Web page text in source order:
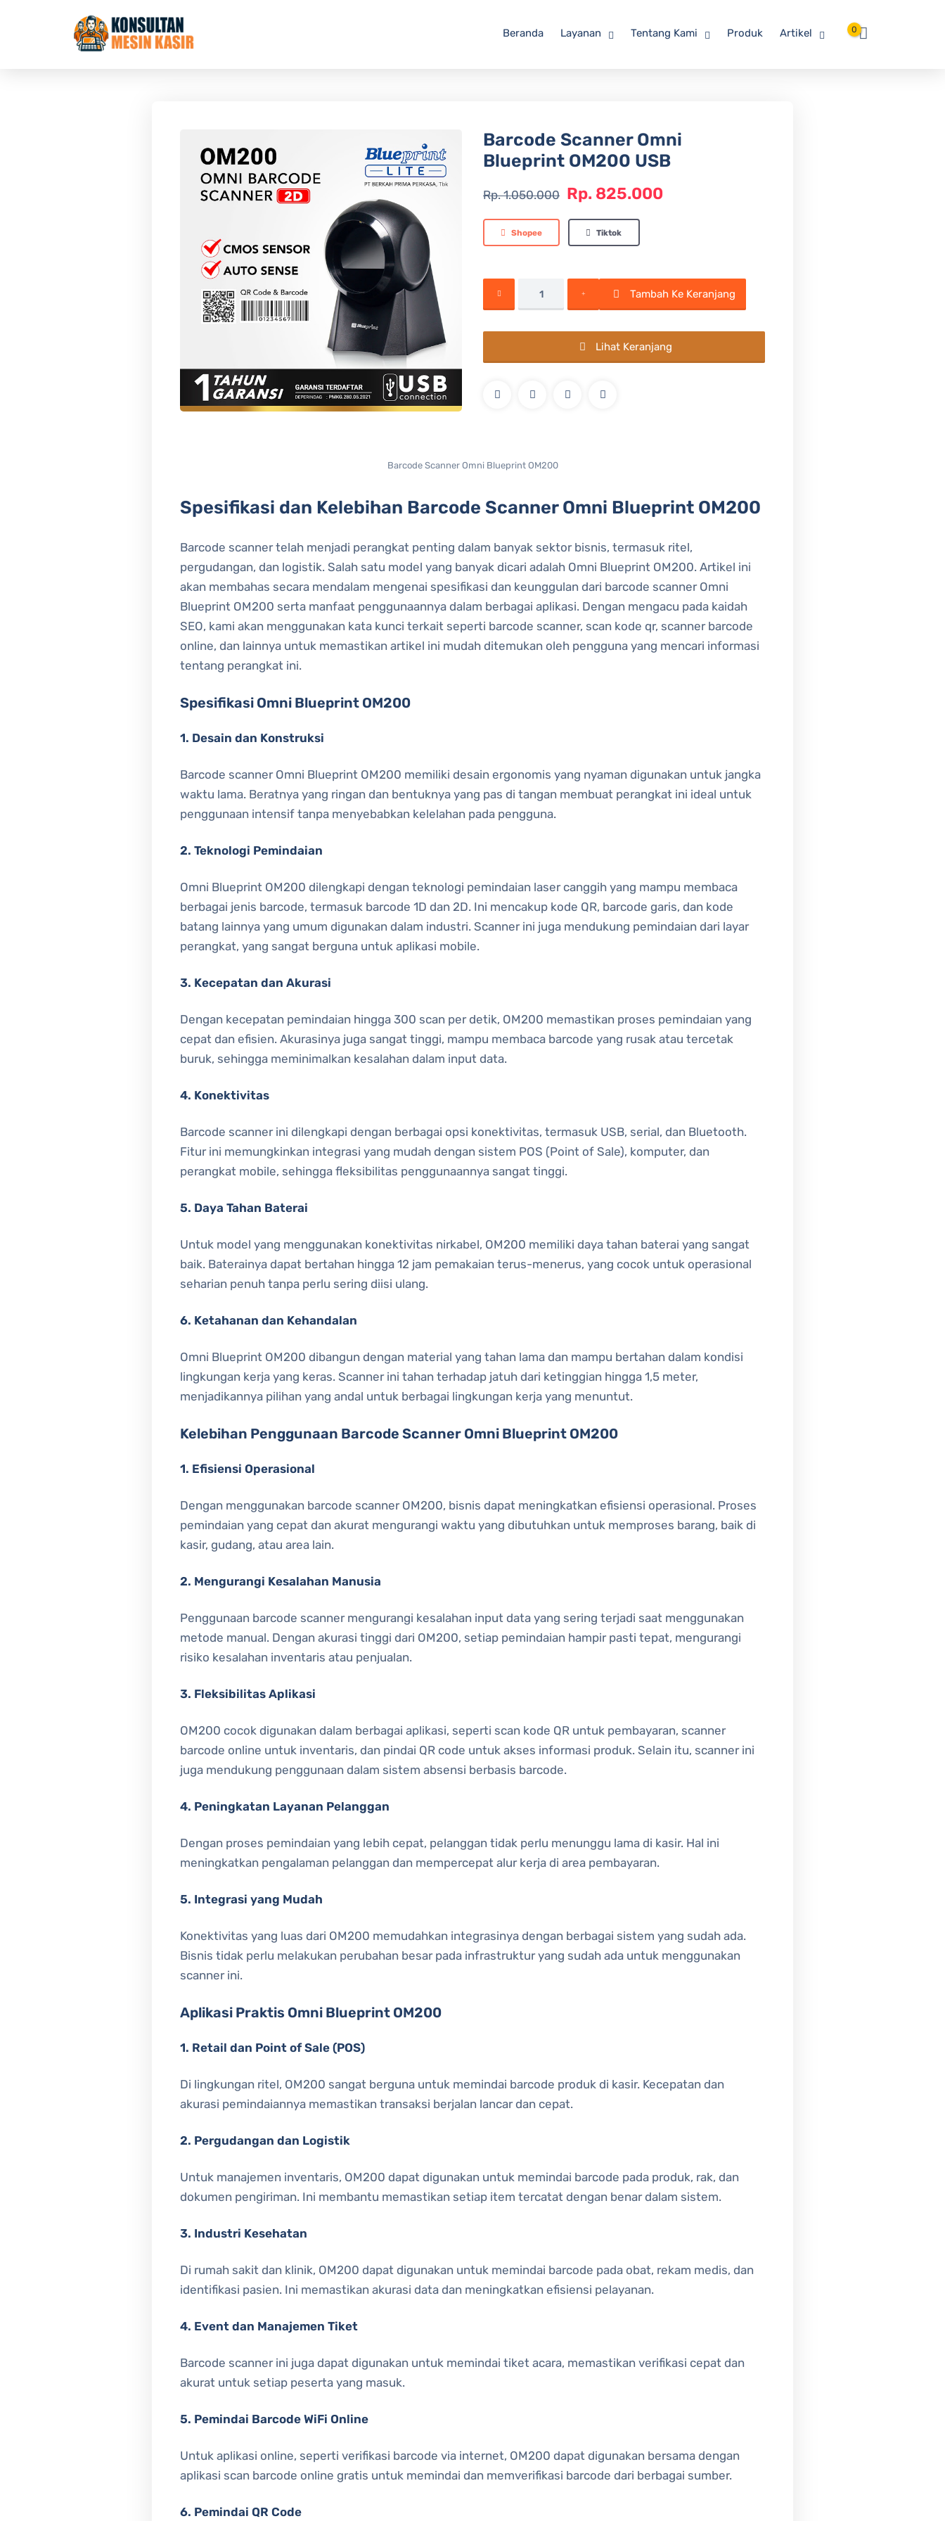
Langsung ke konten utama
Beranda Layanan Tentang Kami Produk Artikel 0
Barcode Scanner Omni
Blueprint OM200 USB
Rp. 1.050.000 Rp. 825.000
Shopee Tiktok
Tambah Ke Keranjang
Lihat Keranjang
Barcode Scanner Omni Blueprint OM200
Spesifikasi dan Kelebihan Barcode Scanner Omni Blueprint OM200
Barcode scanner telah menjadi perangkat penting dalam banyak sektor bisnis, termasuk ritel,
pergudangan, dan logistik. Salah satu model yang banyak dicari adalah Omni Blueprint OM200. Artikel ini
akan membahas secara mendalam mengenai spesifikasi dan keunggulan dari barcode scanner Omni
Blueprint OM200 serta manfaat penggunaannya dalam berbagai aplikasi. Dengan mengacu pada kaidah
SEO, kami akan menggunakan kata kunci terkait seperti barcode scanner, scan kode qr, scanner barcode
online, dan lainnya untuk memastikan artikel ini mudah ditemukan oleh pengguna yang mencari informasi
tentang perangkat ini.
Spesifikasi Omni Blueprint OM200
1. Desain dan Konstruksi
Barcode scanner Omni Blueprint OM200 memiliki desain ergonomis yang nyaman digunakan untuk jangka
waktu lama. Beratnya yang ringan dan bentuknya yang pas di tangan membuat perangkat ini ideal untuk
penggunaan intensif tanpa menyebabkan kelelahan pada pengguna.
2. Teknologi Pemindaian
Omni Blueprint OM200 dilengkapi dengan teknologi pemindaian laser canggih yang mampu membaca
berbagai jenis barcode, termasuk barcode 1D dan 2D. Ini mencakup kode QR, barcode garis, dan kode
batang lainnya yang umum digunakan dalam industri. Scanner ini juga mendukung pemindaian dari layar
perangkat, yang sangat berguna untuk aplikasi mobile.
3. Kecepatan dan Akurasi
Dengan kecepatan pemindaian hingga 300 scan per detik, OM200 memastikan proses pemindaian yang
cepat dan efisien. Akurasinya juga sangat tinggi, mampu membaca barcode yang rusak atau tercetak
buruk, sehingga meminimalkan kesalahan dalam input data.
4. Konektivitas
Barcode scanner ini dilengkapi dengan berbagai opsi konektivitas, termasuk USB, serial, dan Bluetooth.
Fitur ini memungkinkan integrasi yang mudah dengan sistem POS (Point of Sale), komputer, dan
perangkat mobile, sehingga fleksibilitas penggunaannya sangat tinggi.
5. Daya Tahan Baterai
Untuk model yang menggunakan konektivitas nirkabel, OM200 memiliki daya tahan baterai yang sangat
baik. Baterainya dapat bertahan hingga 12 jam pemakaian terus-menerus, yang cocok untuk operasional
seharian penuh tanpa perlu sering diisi ulang.
6. Ketahanan dan Kehandalan
Omni Blueprint OM200 dibangun dengan material yang tahan lama dan mampu bertahan dalam kondisi
lingkungan kerja yang keras. Scanner ini tahan terhadap jatuh dari ketinggian hingga 1,5 meter,
menjadikannya pilihan yang andal untuk berbagai lingkungan kerja yang menuntut.
Kelebihan Penggunaan Barcode Scanner Omni Blueprint OM200
1. Efisiensi Operasional
Dengan menggunakan barcode scanner OM200, bisnis dapat meningkatkan efisiensi operasional. Proses
pemindaian yang cepat dan akurat mengurangi waktu yang dibutuhkan untuk memproses barang, baik di
kasir, gudang, atau area lain.
2. Mengurangi Kesalahan Manusia
Penggunaan barcode scanner mengurangi kesalahan input data yang sering terjadi saat menggunakan
metode manual. Dengan akurasi tinggi dari OM200, setiap pemindaian hampir pasti tepat, mengurangi
risiko kesalahan inventaris atau penjualan.
3. Fleksibilitas Aplikasi
OM200 cocok digunakan dalam berbagai aplikasi, seperti scan kode QR untuk pembayaran, scanner
barcode online untuk inventaris, dan pindai QR code untuk akses informasi produk. Selain itu, scanner ini
juga mendukung penggunaan dalam sistem absensi berbasis barcode.
4. Peningkatan Layanan Pelanggan
Dengan proses pemindaian yang lebih cepat, pelanggan tidak perlu menunggu lama di kasir. Hal ini
meningkatkan pengalaman pelanggan dan mempercepat alur kerja di area pembayaran.
5. Integrasi yang Mudah
Konektivitas yang luas dari OM200 memudahkan integrasinya dengan berbagai sistem yang sudah ada.
Bisnis tidak perlu melakukan perubahan besar pada infrastruktur yang sudah ada untuk menggunakan
scanner ini.
Aplikasi Praktis Omni Blueprint OM200
1. Retail dan Point of Sale (POS)
Di lingkungan ritel, OM200 sangat berguna untuk memindai barcode produk di kasir. Kecepatan dan
akurasi pemindaiannya memastikan transaksi berjalan lancar dan cepat.
2. Pergudangan dan Logistik
Untuk manajemen inventaris, OM200 dapat digunakan untuk memindai barcode pada produk, rak, dan
dokumen pengiriman. Ini membantu memastikan setiap item tercatat dengan benar dalam sistem.
3. Industri Kesehatan
Di rumah sakit dan klinik, OM200 dapat digunakan untuk memindai barcode pada obat, rekam medis, dan
identifikasi pasien. Ini memastikan akurasi data dan meningkatkan efisiensi pelayanan.
4. Event dan Manajemen Tiket
Barcode scanner ini juga dapat digunakan untuk memindai tiket acara, memastikan verifikasi cepat dan
akurat untuk setiap peserta yang masuk.
5. Pemindai Barcode WiFi Online
Untuk aplikasi online, seperti verifikasi barcode via internet, OM200 dapat digunakan bersama dengan
aplikasi scan barcode online gratis untuk memindai dan memverifikasi barcode dari berbagai sumber.
6. Pemindai QR Code